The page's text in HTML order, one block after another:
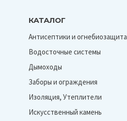
КАТАЛОГ
Антисептики и огнебиозащита
Водосточные системы
Дымоходы
Заборы и ограждения
Изоляция, Утеплители
Искусственный камень